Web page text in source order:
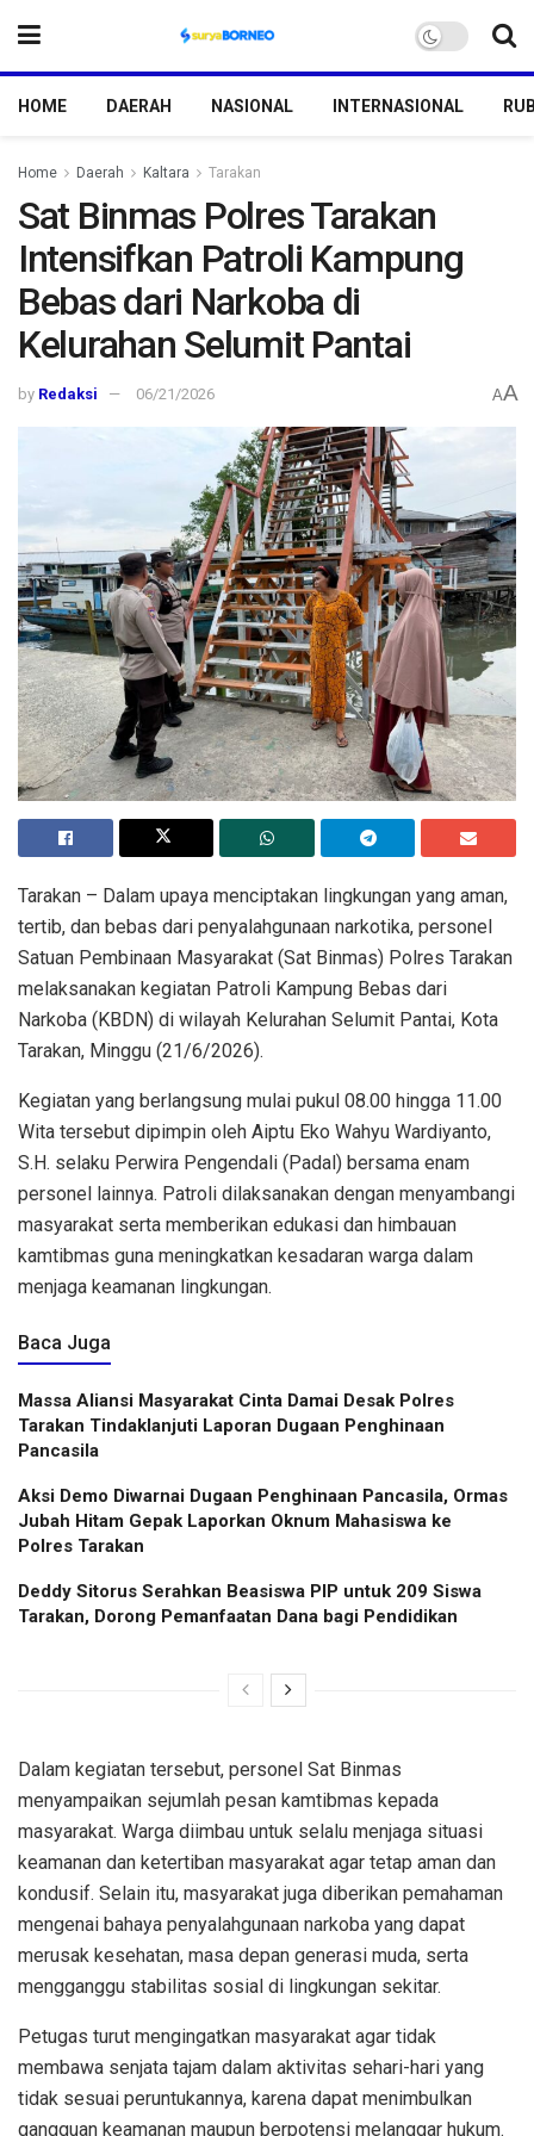
HOME DAERAH NASIONAL INTERNASIONAL
Home Daerah Kaltara Tarakan
Sat Binmas Polres Tarakan
Intensifkan Patroli Kampung
Bebas dari Narkoba di
Kelurahan Selumit Pantai
by Redaksi 06/21/2026 AA
Tarakan – Dalam upaya menciptakan lingkungan yang aman,
tertib, dan bebas dari penyalahgunaan narkotika, personel
Satuan Pembinaan Masyarakat (Sat Binmas) Polres Tarakan
melaksanakan kegiatan Patroli Kampung Bebas dari
Narkoba (KBDN) di wilayah Kelurahan Selumit Pantai, Kota
Tarakan, Minggu (21/6/2026).
Kegiatan yang berlangsung mulai pukul 08.00 hingga 11.00
Wita tersebut dipimpin oleh Aiptu Eko Wahyu Wardiyanto,
S.H. selaku Perwira Pengendali (Padal) bersama enam
personel lainnya. Patroli dilaksanakan dengan menyambangi
masyarakat serta memberikan edukasi dan himbauan
kamtibmas guna meningkatkan kesadaran warga dalam
menjaga keamanan lingkungan.
Baca Juga
Massa Aliansi Masyarakat Cinta Damai Desak Polres
Tarakan Tindaklanjuti Laporan Dugaan Penghinaan
Pancasila
Aksi Demo Diwarnai Dugaan Penghinaan Pancasila, Ormas
Jubah Hitam Gepak Laporkan Oknum Mahasiswa ke
Polres Tarakan
Deddy Sitorus Serahkan Beasiswa PIP untuk 209 Siswa
Tarakan, Dorong Pemanfaatan Dana bagi Pendidikan
Dalam kegiatan tersebut, personel Sat Binmas
menyampaikan sejumlah pesan kamtibmas kepada
masyarakat. Warga diimbau untuk selalu menjaga situasi
keamanan dan ketertiban masyarakat agar tetap aman dan
kondusif. Selain itu, masyarakat juga diberikan pemahaman
mengenai bahaya penyalahgunaan narkoba yang dapat
merusak kesehatan, masa depan generasi muda, serta
mengganggu stabilitas sosial di lingkungan sekitar.
Petugas turut mengingatkan masyarakat agar tidak
membawa senjata tajam dalam aktivitas sehari-hari yang
tidak sesuai peruntukannya, karena dapat menimbulkan
gangguan keamanan maupun berpotensi melanggar hukum.